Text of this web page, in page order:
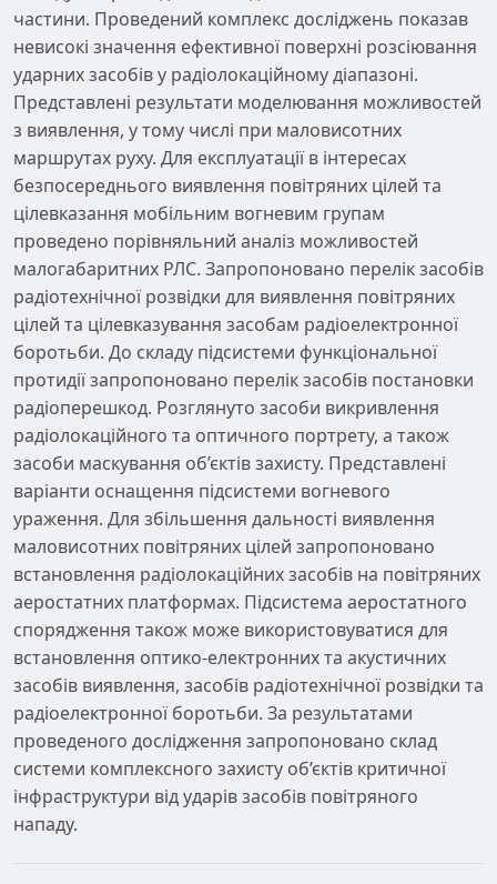
частини. Проведений комплекс досліджень показав
невисокі значення ефективної поверхні розсіювання
ударних засобів у радіолокаційному діапазоні.
Представлені результати моделювання можливостей
з виявлення, у тому числі при маловисотних
маршрутах руху. Для експлуатації в інтересах
безпосереднього виявлення повітряних цілей та
цілевказання мобільним вогневим групам
проведено порівняльний аналіз можливостей
малогабаритних РЛС. Запропоновано перелік засобів
радіотехнічної розвідки для виявлення повітряних
цілей та цілевказування засобам радіоелектронної
боротьби. До складу підсистеми функціональної
протидії запропоновано перелік засобів постановки
радіоперешкод. Розглянуто засоби викривлення
радіолокаційного та оптичного портрету, а також
засоби маскування об’єктів захисту. Представлені
варіанти оснащення підсистеми вогневого
ураження. Для збільшення дальності виявлення
маловисотних повітряних цілей запропоновано
встановлення радіолокаційних засобів на повітряних
аеростатних платформах. Підсистема аеростатного
спорядження також може використовуватися для
встановлення оптико-електронних та акустичних
засобів виявлення, засобів радіотехнічної розвідки та
радіоелектронної боротьби. За результатами
проведеного дослідження запропоновано склад
системи комплексного захисту об’єктів критичної
інфраструктури від ударів засобів повітряного
нападу.